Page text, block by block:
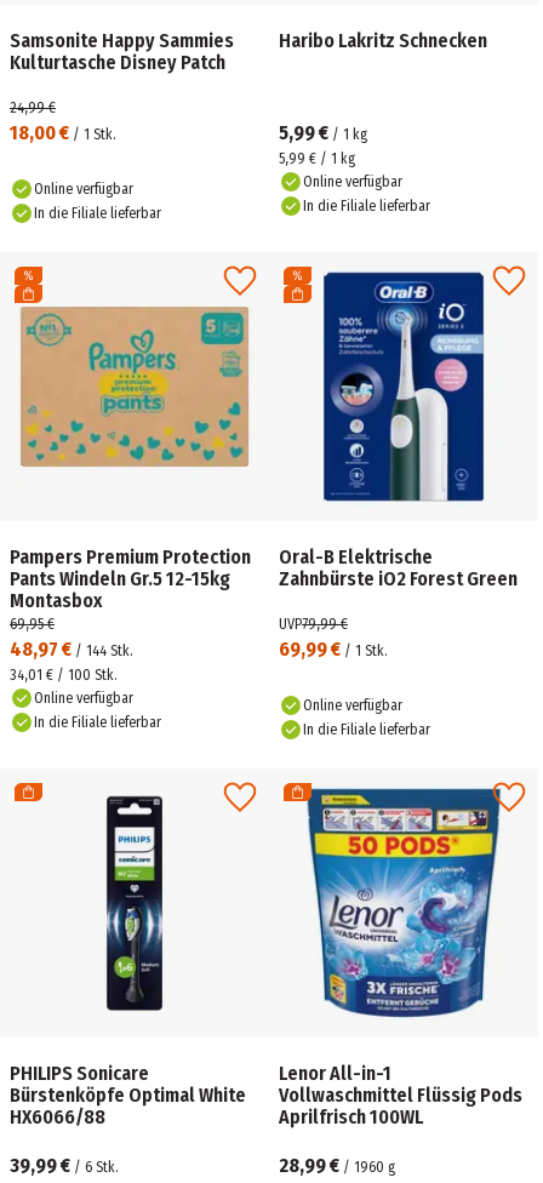
Samsonite Happy Sammies
Kulturtasche Disney Patch
18,00 € / 1 Stk.
24,99 €
Online verfügbar
In die Filiale lieferbar
Haribo Lakritz Schnecken
5,99 € / 1 kg
5,99 € / 1 kg
Online verfügbar
In die Filiale lieferbar
Pampers Premium Protection
Pants Windeln Gr.5 12-15kg
Montasbox
48,97 € / 144 Stk.
69,95 €
34,01 € / 100 Stk.
Online verfügbar
In die Filiale lieferbar
Oral-B Elektrische
Zahnbürste iO2 Forest Green
69,99 € / 1 Stk.
UVP79,99 €
Online verfügbar
In die Filiale lieferbar
PHILIPS Sonicare
Bürstenköpfe Optimal White
HX6066/88
39,99 € / 6 Stk.
Lenor All-in-1
Vollwaschmittel Flüssig Pods
Aprilfrisch 100WL
28,99 € / 1960 g